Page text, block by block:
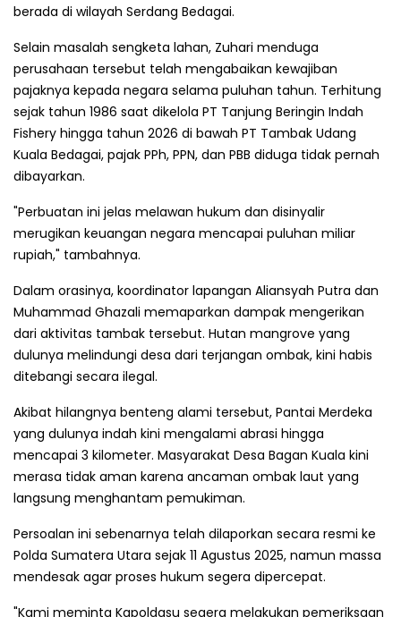
berada di wilayah Serdang Bedagai.
Selain masalah sengketa lahan, Zuhari menduga
perusahaan tersebut telah mengabaikan kewajiban
pajaknya kepada negara selama puluhan tahun. Terhitung
sejak tahun 1986 saat dikelola PT Tanjung Beringin Indah
Fishery hingga tahun 2026 di bawah PT Tambak Udang
Kuala Bedagai, pajak PPh, PPN, dan PBB diduga tidak pernah
dibayarkan.
"Perbuatan ini jelas melawan hukum dan disinyalir
merugikan keuangan negara mencapai puluhan miliar
rupiah," tambahnya.
Dalam orasinya, koordinator lapangan Aliansyah Putra dan
Muhammad Ghazali memaparkan dampak mengerikan
dari aktivitas tambak tersebut. Hutan mangrove yang
dulunya melindungi desa dari terjangan ombak, kini habis
ditebangi secara ilegal.
Akibat hilangnya benteng alami tersebut, Pantai Merdeka
yang dulunya indah kini mengalami abrasi hingga
mencapai 3 kilometer. Masyarakat Desa Bagan Kuala kini
merasa tidak aman karena ancaman ombak laut yang
langsung menghantam pemukiman.
Persoalan ini sebenarnya telah dilaporkan secara resmi ke
Polda Sumatera Utara sejak 11 Agustus 2025, namun massa
mendesak agar proses hukum segera dipercepat.
"Kami meminta Kapoldasu segera melakukan pemeriksaan